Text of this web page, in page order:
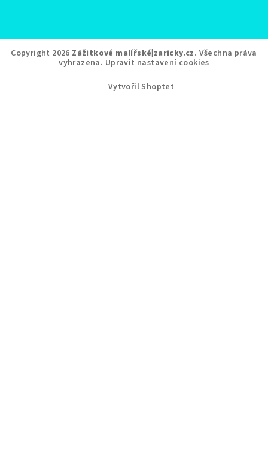
Copyright 2026 Zážitkové malířské|zaricky.cz. Všechna práva
vyhrazena. Upravit nastavení cookies
Vytvořil Shoptet